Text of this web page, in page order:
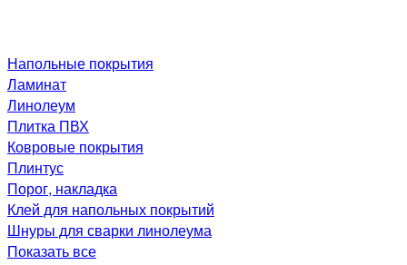
Напольные покрытия
Ламинат
Линолеум
Плитка ПВХ
Ковровые покрытия
Плинтус
Порог, накладка
Клей для напольных покрытий
Шнуры для сварки линолеума
Показать все